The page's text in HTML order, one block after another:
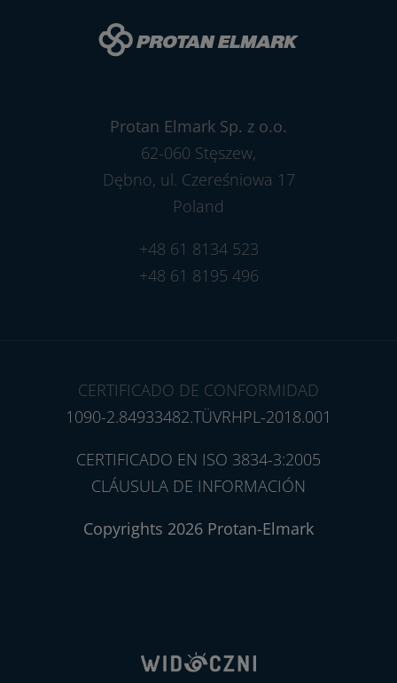
Protan Elmark Sp. z o.o.
62-060 Stęszew,
Dębno, ul. Czereśniowa 17
Poland
+48 61 8134 523
+48 61 8195 496
CERTIFICADO DE CONFORMIDAD
1090-2.84933482.TÜVRHPL-2018.001
CERTIFICADO EN ISO 3834-3:2005
CLÁUSULA DE INFORMACIÓN
Copyrights 2026 Protan-Elmark